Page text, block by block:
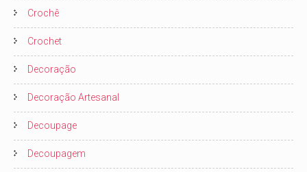
Crochê
Crochet
Decoração
Decoração Artesanal
Decoupage
Decoupagem